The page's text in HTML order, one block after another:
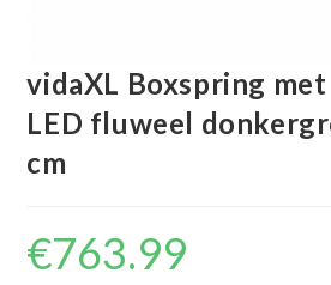
vidaXL Boxspring
LED fluweel
cm
€763.99